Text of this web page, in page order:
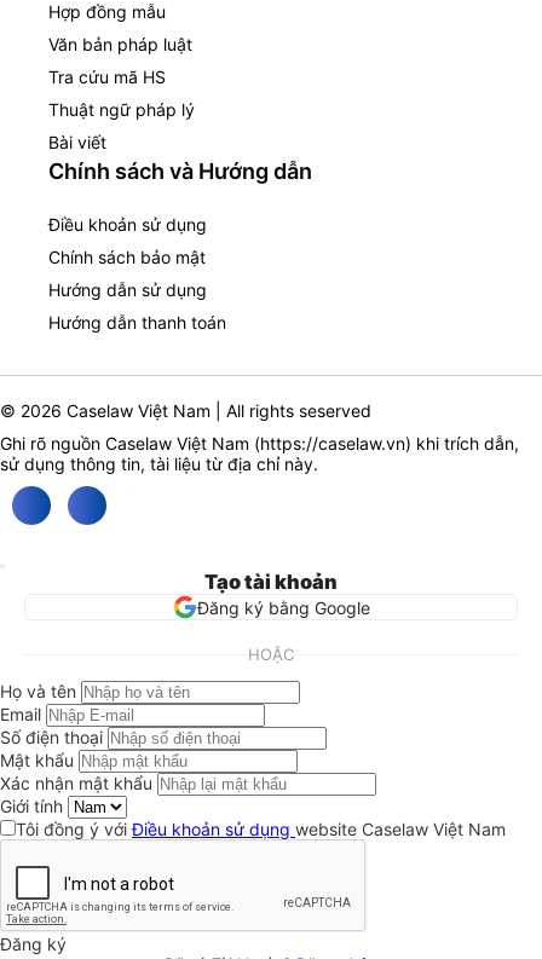
Hợp đồng mẫu
Văn bản pháp luật
Tra cứu mã HS
Thuật ngữ pháp lý
Bài viết
Chính sách và Hướng dẫn
Điều khoản sử dụng
Chính sách bảo mật
Hướng dẫn sử dụng
Hướng dẫn thanh toán
© 2026 Caselaw Việt Nam | All rights seserved
Ghi rõ nguồn Caselaw Việt Nam (https://caselaw.vn) khi trích dẫn,
sử dụng thông tin, tài liệu từ địa chỉ này.
Tạo tài khoản
Đăng ký bằng Google
HOẶC
Họ và tên
Email
Số điện thoại
Mật khẩu
Xác nhận mật khẩu
Giới tính
Tôi đồng ý vớiĐiều khoản sử dụng website Caselaw Việt Nam
Đăng ký